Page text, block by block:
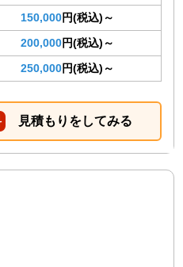
150,000円(税込)～
200,000円(税込)～
250,000円(税込)～
見積もりをしてみる